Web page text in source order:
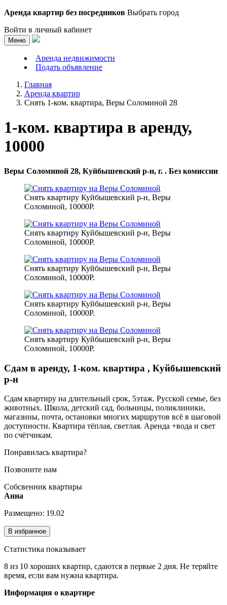
Аренда квартир без посредников Выбрать город
Войти в личный кабинет
Меню
Аренда недвижимости
Подать объявление
Главная
Аренда квартир
Снять 1-ком. квартира, Веры Соломиной 28
1-ком. квартира в аренду,
10000
Веры Соломиной 28, Куйбышевский р-н, г. . Без комиссии
Снять квартиру Куйбышевский р-н, Веры
Соломиной, 10000Р.
Снять квартиру Куйбышевский р-н, Веры
Соломиной, 10000Р.
Снять квартиру Куйбышевский р-н, Веры
Соломиной, 10000Р.
Снять квартиру Куйбышевский р-н, Веры
Соломиной, 10000Р.
Снять квартиру Куйбышевский р-н, Веры
Соломиной, 10000Р.
Сдам в аренду, 1-ком. квартира , Куйбышевский
р-н
Сдам квартиру на длительный срок, 5этаж. Русской семье, без
животных. Школа, детский сад, больницы, поликлиники,
магазины, почта, остановки многих маршрутов всё в шаговой
доступности. Квартира тёплая, светлая. Аренда +вода и свет
по счётчикам.
Понравилась квартира?
Позвоните нам
Собсвенник квартиры
Анна
Размещено: 19.02
В избранное
Статистика показывает
8 из 10 хороших квартир, сдаются в первые 2 дня. Не теряйте
время, если вам нужна квартира.
Информация о квартире